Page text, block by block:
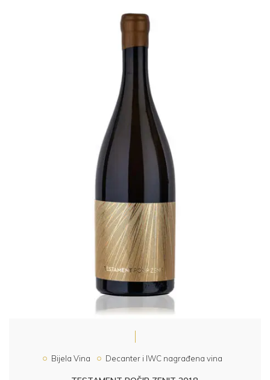
Bijela Vina Decanter i IWC nagrađena vina